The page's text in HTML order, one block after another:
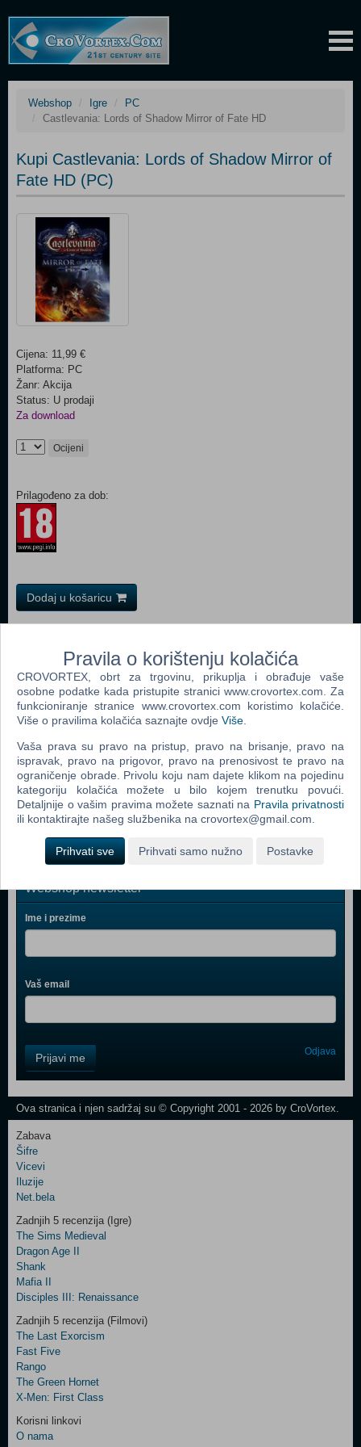
Webshop Igre
PC
Castlevania: Lords of Shadow Mirror of Fate HD
Kupi Castlevania: Lords of Shadow Mirror of
Fate HD (PC)
Cijena: 11,99 €
Platforma: PC
Žanr: Akcija
Status: U prodaji
Za download
Ocijeni
Prilagođeno za dob:
Dodaj u košaricu
Grand Theft Auto San Andreas (PC)
Grand Theft Auto Vice City (PC)
Grand Theft Auto IV (PC)
Call Of Duty 4 Modern Warfare (PC)
Spider - Man 3 (PC)
Assassin's Creed (PC)
Webshop newsletter
Ime i prezime
Vaš email
Field
One
Newsletter
Control
Field
Two
Newsletter
Control
Field
Three
Newsletter
Prijavi me Odjava
Ova stranica i njen sadržaj su © Copyright 2001 - 2026 by CroVortex.
Zabava
Šifre
Vicevi
Iluzije
Net.bela
Zadnjih 5 recenzija (Igre)
The Sims Medieval
Dragon Age II
Shank
Mafia II
Disciples III: Renaissance
Zadnjih 5 recenzija (Filmovi)
The Last Exorcism
Fast Five
Rango
The Green Hornet
X-Men: First Class
Korisni linkovi
O nama
Pravila o korištenju kolačića
CROVORTEX, obrt za trgovinu, prikuplja i obrađuje vaše
osobne podatke kada pristupite stranici www.crovortex.com. Za
funkcioniranje stranice www.crovortex.com koristimo kolačiće.
Više o pravilima kolačića saznajte ovdje Više
Vaša prava su pravo na pristup, pravo na brisanje, pravo na
ispravak, pravo na prigovor, pravo na prenosivost te pravo na
ograničenje obrade. Privolu koju nam dajete klikom na pojedinu
kategoriju kolačića možete u bilo kojem trenutku povući.
Detaljnije o vašim pravima možete saznati na Pravila privatnosti
ili kontaktirajte našeg službenika na crovortex@gmail.com.
Prihvati sve Prihvati samo nužno Postavke